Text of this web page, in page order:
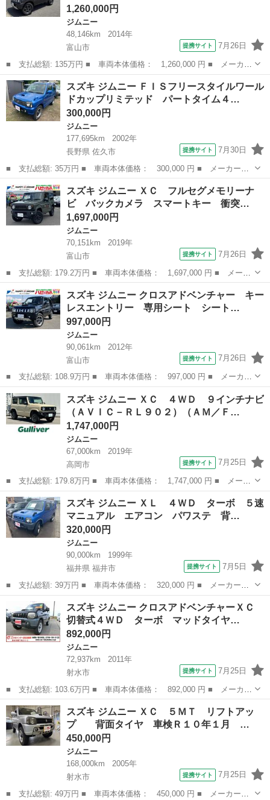
1,260,000円
ジムニー
48,146km
2014年
富山市
提携サイト 7月26日
■ 支払総額: 135万円 ■ 車両本体価格： 1,260,000 円 ■ メーカー
名： スズキ ■ 車種名： ジムニー ■ グレード名： クロスアド
ベンチャー ＣＤ・ＵＳＢチューナー キーレスエントリー シート
ヒーター ...
富山 富山市 ジムニー
スズキ ジムニー ＦＩＳフリースタイルワール
ドカップリミテッド パートタイム４…
300,000円
ジムニー
177,695km
2002年
長野県 佐久市
提携サイト 7月30日
■ 支払総額: 35万円 ■ 車両本体価格： 300,000 円 ■ メーカー
名： スズキ ■ 車種名： ジムニー ■ グレード名： ＦＩＳフリ
ースタイルワールドカップリミテッド パートタイム４ＷＤ フロア
４ＡＴ インター...
長野 佐久市 ジムニー
スズキ ジムニー ＸＣ フルセグメモリーナ
ビ バックカメラ スマートキー 衝突…
1,697,000円
ジムニー
70,151km
2019年
富山市
提携サイト 7月26日
■ 支払総額: 179.2万円 ■ 車両本体価格： 1,697,000 円 ■ メーカ
ー名： スズキ ■ 車種名： ジムニー ■ グレード名： ＸＣ フ
ルセグメモリーナビ バックカメラ スマートキー 衝突軽減ブレー
キ ダウ...
富山 富山市 ジムニー
スズキ ジムニー クロスアドベンチャー キー
レスエントリー 専用シート シート…
997,000円
ジムニー
90,061km
2012年
富山市
提携サイト 7月26日
■ 支払総額: 108.9万円 ■ 車両本体価格： 997,000 円 ■ メーカー
名： スズキ ■ 車種名： ジムニー ■ グレード名： クロスアド
ベンチャー キーレスエントリー 専用シート シートヒーター ヒ
ーテッドミ...
富山 富山市 ジムニー
スズキ ジムニー ＸＣ ４ＷＤ ９インチナビ
（ＡＶＩＣ－ＲＬ９０２）（ＡＭ／Ｆ…
1,747,000円
ジムニー
67,000km
2019年
高岡市
提携サイト 7月25日
■ 支払総額: 179.8万円 ■ 車両本体価格： 1,747,000 円 ■ メーカ
ー名： スズキ ■ 車種名： ジムニー ■ グレード名： ＸＣ ４
ＷＤ ９インチナビ（ＡＶＩＣ－ＲＬ９０２）（ＡＭ／ＦＭ／ＣＤ／
ＤＶＤ／...
富山 高岡市 ジムニー
スズキ ジムニー ＸＬ ４ＷＤ ターボ ５速
マニュアル エアコン パワステ 背…
320,000円
ジムニー
90,000km
1999年
福井県 福井市
提携サイト 7月5日
■ 支払総額: 39万円 ■ 車両本体価格： 320,000 円 ■ メーカー
名： スズキ ■ 車種名： ジムニー ■ グレード名： ＸＬ ４Ｗ
Ｄ ターボ ５速マニュアル エアコン パワステ 背面タイヤ ■
排気量： 66...
福井市 ジムニー
スズキ ジムニー クロスアドベンチャーＸＣ
切替式４ＷＤ ターボ マッドタイヤ…
892,000円
ジムニー
72,937km
2011年
射水市
提携サイト 7月25日
■ 支払総額: 103.6万円 ■ 車両本体価格： 892,000 円 ■ メーカー
名： スズキ ■ 車種名： ジムニー ■ グレード名： クロスアド
ベンチャーＸＣ 切替式４ＷＤ ターボ マッドタイヤ 切替式４Ｗ
Ｄ ターボ...
富山 射水市 ジムニー
スズキ ジムニー ＸＣ ５ＭＴ リフトアッ
プ 背面タイヤ 車検Ｒ１０年１月 …
450,000円
ジムニー
168,000km
2005年
射水市
提携サイト 7月25日
■ 支払総額: 49万円 ■ 車両本体価格： 450,000 円 ■ メーカー